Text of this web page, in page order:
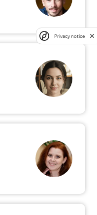
Privacy notice